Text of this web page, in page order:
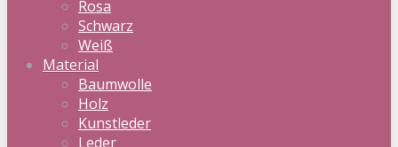
Rosa
Schwarz
Weiß
Material
Baumwolle
Holz
Kunstleder
Leder